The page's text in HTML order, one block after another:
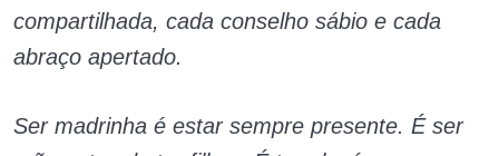
compartilhada, cada conselho sábio e cada
abraço apertado.
Ser madrinha é estar sempre presente. É ser